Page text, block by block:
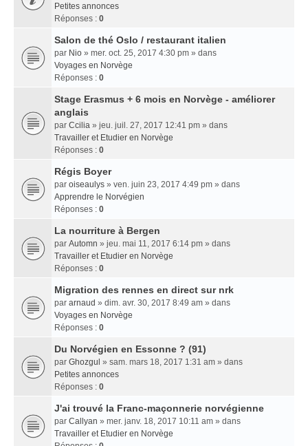
Petites annonces
Réponses : 0
Salon de thé Oslo / restaurant italien
par Nio » mer. oct. 25, 2017 4:30 pm » dans
Voyages en Norvège
Réponses : 0
Stage Erasmus + 6 mois en Norvège - améliorer
anglais
par Ccilia » jeu. juil. 27, 2017 12:41 pm » dans
Travailler et Etudier en Norvège
Réponses : 0
Régis Boyer
par oiseaulys » ven. juin 23, 2017 4:49 pm » dans
Apprendre le Norvégien
Réponses : 0
La nourriture à Bergen
par Automn » jeu. mai 11, 2017 6:14 pm » dans
Travailler et Etudier en Norvège
Réponses : 0
Migration des rennes en direct sur nrk
par arnaud » dim. avr. 30, 2017 8:49 am » dans
Voyages en Norvège
Réponses : 0
Du Norvégien en Essonne ? (91)
par Ghozgul » sam. mars 18, 2017 1:31 am » dans
Petites annonces
Réponses : 0
J'ai trouvé la Franc-maçonnerie norvégienne
par Callyan » mer. janv. 18, 2017 10:11 am » dans
Travailler et Etudier en Norvège